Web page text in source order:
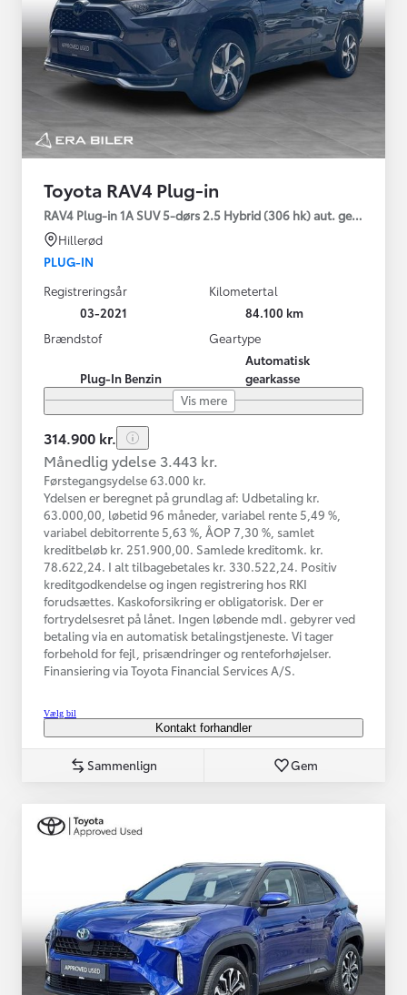
Toyota RAV4 Plug-in
RAV4 Plug-in 1A SUV 5-dørs 2.5 Hybrid (306 hk) aut. gear
Hillerød
PLUG-IN
Registreringsår
03-2021
Kilometertal
84.100 km
Brændstof
Plug-In Benzin
Geartype
Automatisk
gearkasse
Vis mere
314.900 kr.
Månedlig ydelse 3.443 kr.
Førstegangsydelse 63.000 kr.
Ydelsen er beregnet på grundlag af: Udbetaling kr.
63.000,00, løbetid 96 måneder, variabel rente 5,49 %,
variabel debitorrente 5,63 %, ÅOP 7,30 %, samlet
kreditbeløb kr. 251.900,00. Samlede kreditomk. kr.
78.622,24. I alt tilbagebetales kr. 330.522,24. Positiv
kreditgodkendelse og ingen registrering hos RKI
forudsættes. Kaskoforsikring er obligatorisk. Der er
fortrydelsesret på lånet. Ingen løbende mdl. gebyrer ved
betaling via en automatisk betalingstjeneste. Vi tager
forbehold for fejl, prisændringer og renteforhøjelser.
Finansiering via Toyota Financial Services A/S.
Vælg bil
Kontakt forhandler
Sammenlign Gem